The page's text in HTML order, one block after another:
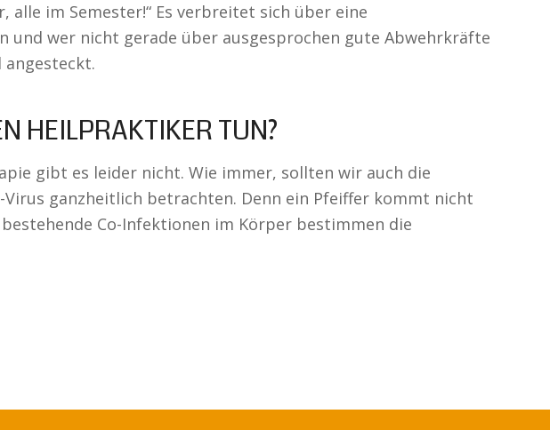
alle im Semester!“ Es verbreitet sich über eine
und wer nicht gerade über ausgesprochen gute Abwehrkräfte
HEILPRAKTIKER TUN?
gibt es leider nicht. Wie immer, sollten wir auch die
Virus ganzheitlich betrachten. Denn ein Pfeiffer kommt nicht
Co-Infektionen im Körper bestimmen die